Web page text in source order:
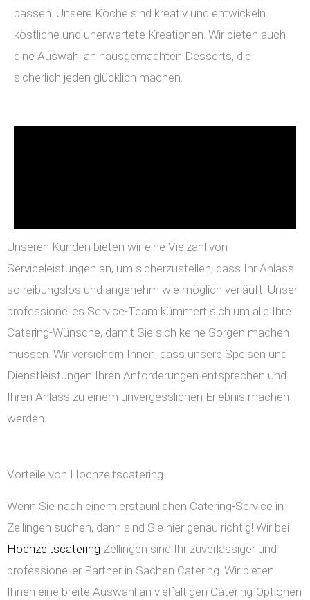
passen. Unsere Köche sind kreativ und entwickeln
köstliche und unerwartete Kreationen. Wir bieten auch
eine Auswahl an hausgemachten Desserts, die
sicherlich jeden glücklich machen.
Unseren Kunden bieten wir eine Vielzahl von
Serviceleistungen an, um sicherzustellen, dass Ihr Anlass
so reibungslos und angenehm wie möglich verläuft. Unser
professionelles Service-Team kümmert sich um alle Ihre
Catering-Wünsche, damit Sie sich keine Sorgen machen
müssen. Wir versichern Ihnen, dass unsere Speisen und
Dienstleistungen Ihren Anforderungen entsprechen und
Ihren Anlass zu einem unvergesslichen Erlebnis machen
werden.
Vorteile von Hochzeitscatering
Wenn Sie nach einem erstaunlichen Catering-Service in
Zellingen suchen, dann sind Sie hier genau richtig! Wir bei
Hochzeitscatering Zellingen sind Ihr zuverlässiger und
professioneller Partner in Sachen Catering. Wir bieten
Ihnen eine breite Auswahl an vielfältigen Catering-Optionen